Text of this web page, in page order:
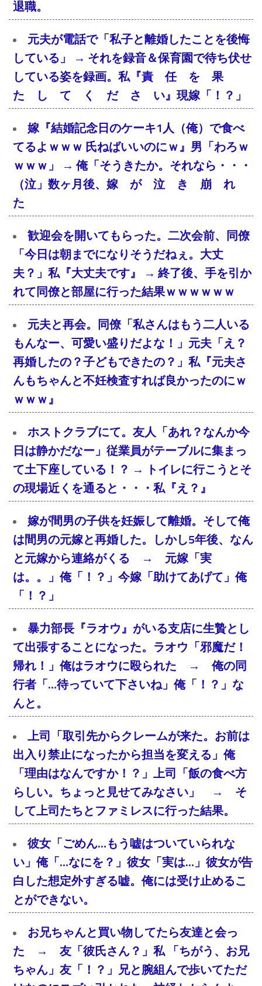
退職。
元夫が電話で「私子と離婚したことを後悔
している」 → それを録音＆保育園で待ち伏せ
している姿を録画。私『責 任 を 果
た し て く だ さ い』現嫁「！？」
嫁『結婚記念日のケーキ1人（俺）で食べ
てるよｗｗｗ 氏ねばいいのにｗ』男「わろｗ
ｗｗｗ」 → 俺「そうきたか。それなら・・・
（泣」数ヶ月後、嫁 が 泣 き 崩 れ
た
歓迎会を開いてもらった。二次会前、同僚
「今日は朝までになりそうだねぇ。大丈
夫？」私『大丈夫です』 → 終了後、手を引か
れて同僚と部屋に行った結果ｗｗｗｗｗｗ
元夫と再会。同僚「私さんはもう二人いる
もんなー、可愛い盛りだよな！」元夫「え？
再婚したの？子どもできたの？」私『元夫さ
んもちゃんと不妊検査すれば良かったのにｗ
ｗｗｗ』
ホストクラブにて。友人「あれ？なんか今
日は静かだなー」従業員がテーブルに集まっ
て土下座している！？ → トイレに行こうとそ
の現場近くを通ると・・・私『え？』
嫁が間男の子供を妊娠して離婚。そして俺
は間男の元嫁と再婚した。しかし5年後、なん
と元嫁から連絡がくる → 元嫁「実
は。。」俺「！？」今嫁「助けてあげて」俺
「！？」
暴力部長『ラオウ』がいる支店に生贄とし
て出張することになった。ラオウ「邪魔だ！
帰れ！」俺はラオウに殴られた → 俺の同
行者「…待っていて下さいね」俺「！？」な
んと。
上司「取引先からクレームが来た。お前は
出入り禁止になったから担当を変える」俺
「理由はなんですか！？」上司「飯の食べ方
らしい。ちょっと見せてみなさい」 → そ
して上司たちとファミレスに行った結果。
彼女「ごめん…もう嘘はついていられな
い」俺「…なにを？」彼女「実は…」彼女が告
白した想定外すぎる嘘。俺には受け止めるこ
とができない。
お兄ちゃんと買い物してたら友達と会っ
た → 友「彼氏さん？」私 「ちがう、お兄
ちゃん」友「！？」兄と腕組んで歩いてただ